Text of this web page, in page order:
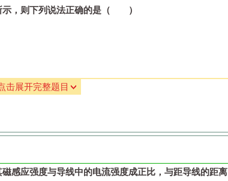
保持静止
，且 ，则金属杆匀速运动
示，则下列说法正确的是（ ）
小
，若逐渐增大入射角，则 a光先发生全反射
击展开完整题目
感应强度与导线中的电流强度成正比，与距导线的距离